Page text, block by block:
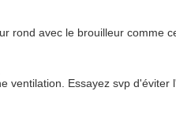
rond avec le brouilleur comme
ventilation. Essayez svp d'éviter